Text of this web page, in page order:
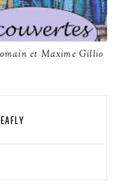
et Maxime Gillio